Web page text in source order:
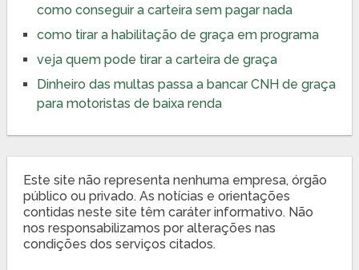
como conseguir a carteira sem pagar nada
como tirar a habilitação de graça em programa
veja quem pode tirar a carteira de graça
Dinheiro das multas passa a bancar CNH de graça
para motoristas de baixa renda
Este site não representa nenhuma empresa, órgão
público ou privado. As notícias e orientações
contidas neste site têm caráter informativo. Não
nos responsabilizamos por alterações nas
condições dos serviços citados.